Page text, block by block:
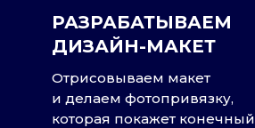
РАЗРАБАТЫВАЕМ
ДИЗАЙН-МАКЕТ
Отрисовываем макет
и делаем фотопривязку,
которая покажет конечный